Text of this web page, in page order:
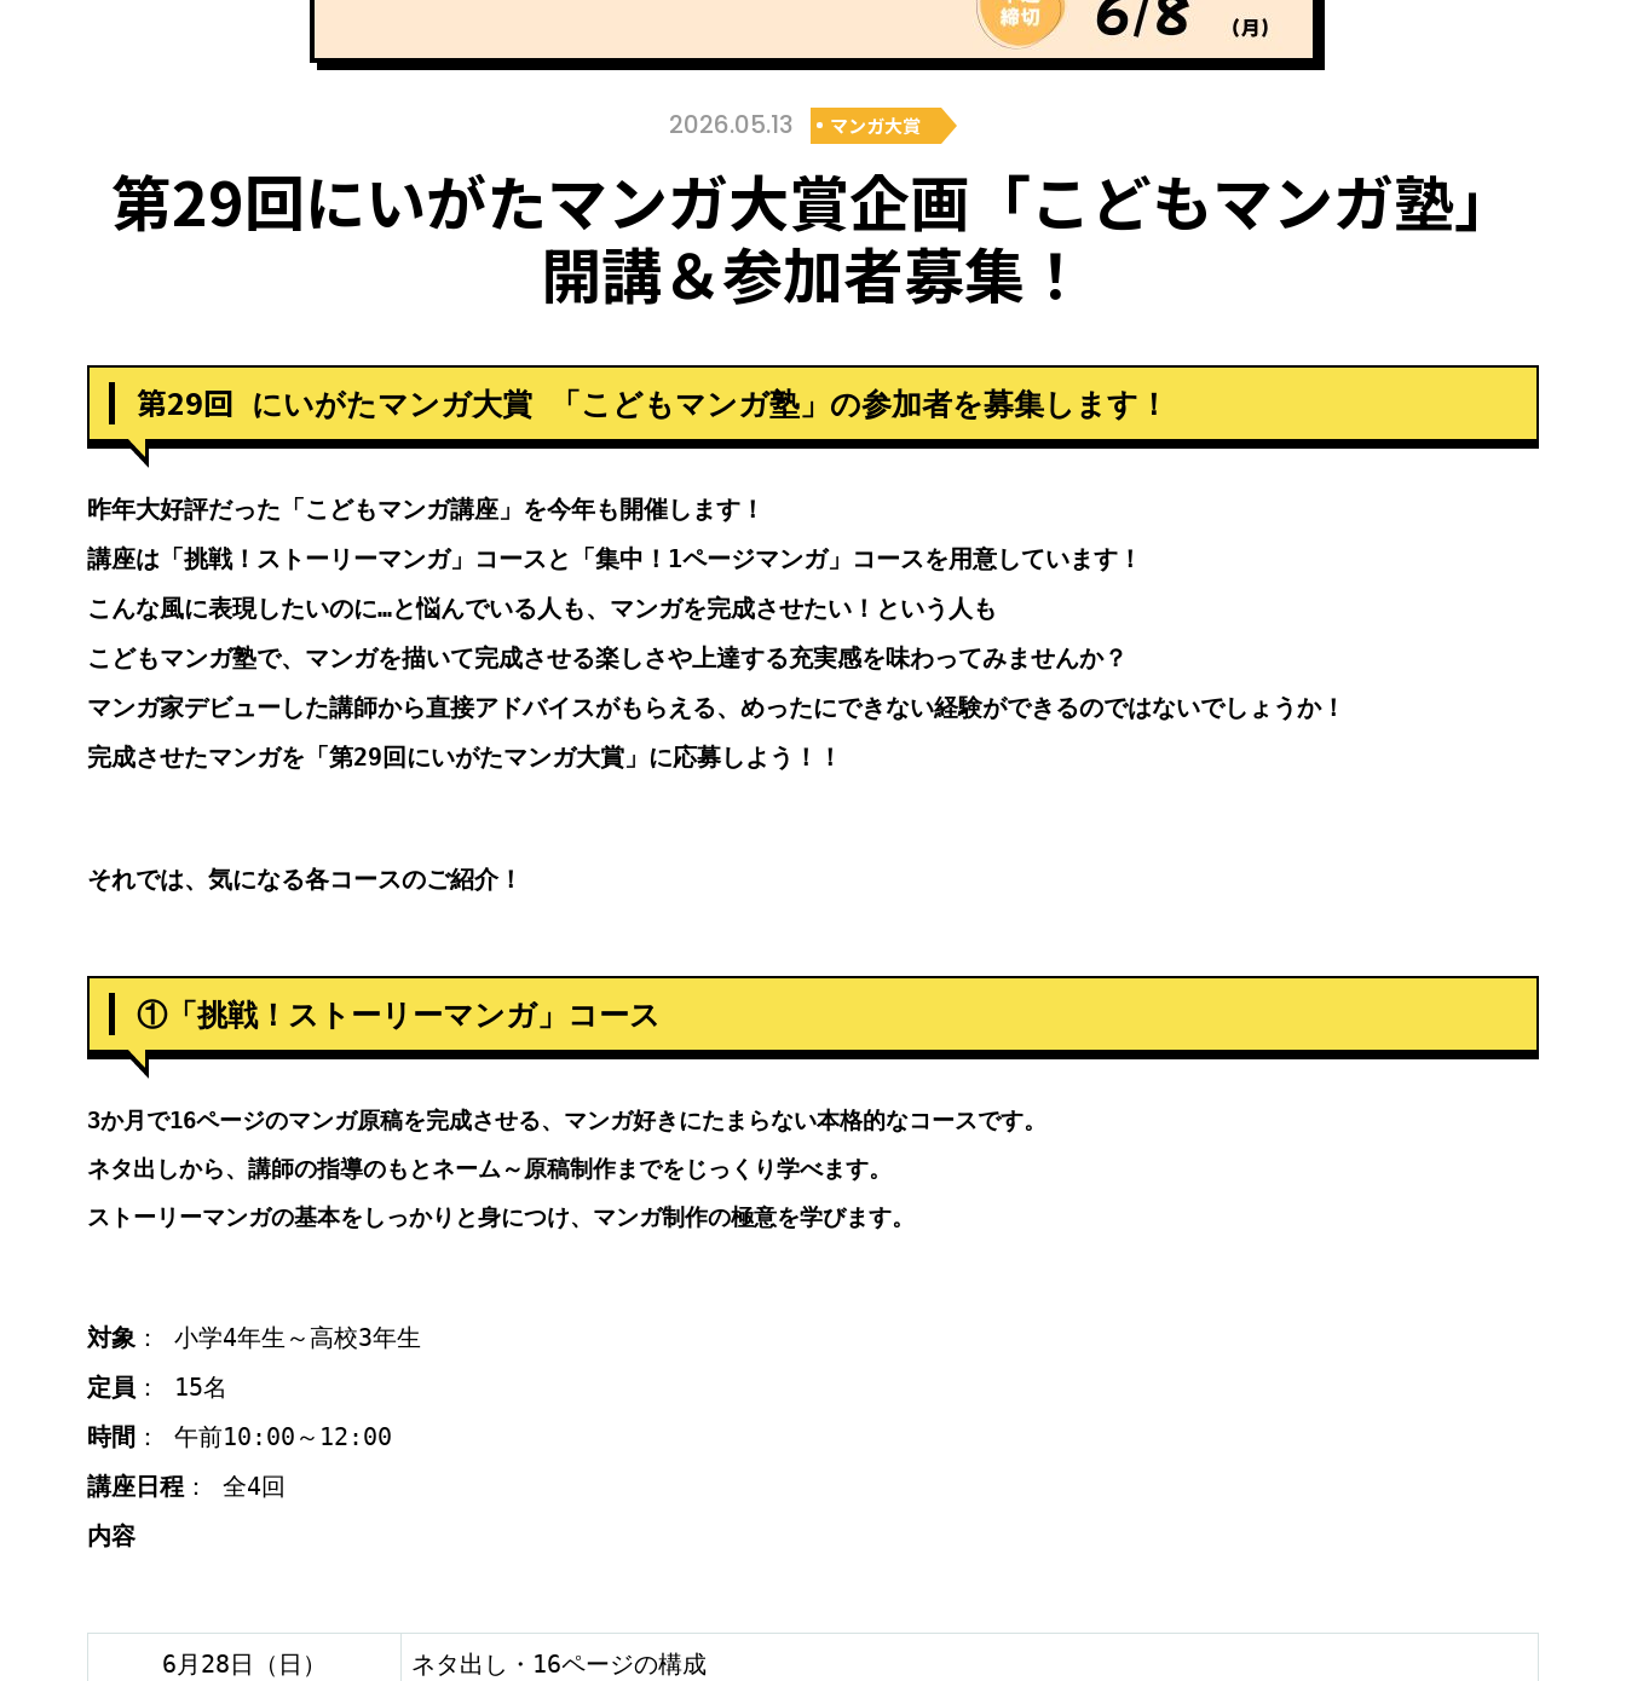
2026.05.13 マンガ大賞
第29回にいがたマンガ大賞企画「こどもマンガ塾」
開講＆参加者募集！
第29回 にいがたマンガ大賞 「こどもマンガ塾」の参加者を募集します！
昨年大好評だった「こどもマンガ講座」を今年も開催します！
講座は「挑戦！ストーリーマンガ」コースと「集中！1ページマンガ」コースを用意しています！
こんな風に表現したいのに…と悩んでいる人も、マンガを完成させたい！という人も
こどもマンガ塾で、マンガを描いて完成させる楽しさや上達する充実感を味わってみませんか？
マンガ家デビューした講師から直接アドバイスがもらえる、めったにできない経験ができるのではないでしょうか！
完成させたマンガを「第29回にいがたマンガ大賞」に応募しよう！！
それでは、気になる各コースのご紹介！
①「挑戦！ストーリーマンガ」コース
3か月で16ページのマンガ原稿を完成させる、マンガ好きにたまらない本格的なコースです。
ネタ出しから、講師の指導のもとネーム～原稿制作までをじっくり学べます。
ストーリーマンガの基本をしっかりと身につけ、マンガ制作の極意を学びます。
対象 ： 小学4年生～高校3年生
定員 ： 15名
時間 ： 午前10:00～12:00
講座日程 ： 全4回
内容
6月28日（日） ネタ出し・16ページの構成